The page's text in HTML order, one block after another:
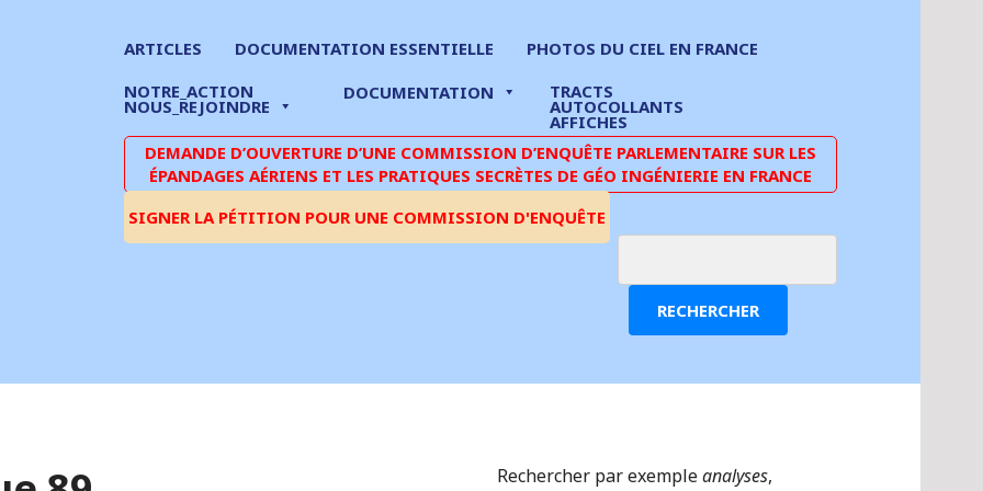
ARTICLES DOCUMENTATION ESSENTIELLE
PHOTOS DU CIEL EN FRANCE
NOTRE_ACTION
NOUS_REJOINDRE
DOCUMENTATION TRACTS
AUTOCOLLANTS
AFFICHES
DEMANDE D’OUVERTURE D’UNE COMMISSION D’ENQUÊTE PARLEMENTAIRE SUR LES
ÉPANDAGES AÉRIENS ET LES PRATIQUES SECRÈTES DE GÉO INGÉNIERIE EN FRANCE
SIGNER LA PÉTITION POUR UNE COMMISSION D'ENQUÊTE
RECHERCHER
Rechercher par exempleanalyses,